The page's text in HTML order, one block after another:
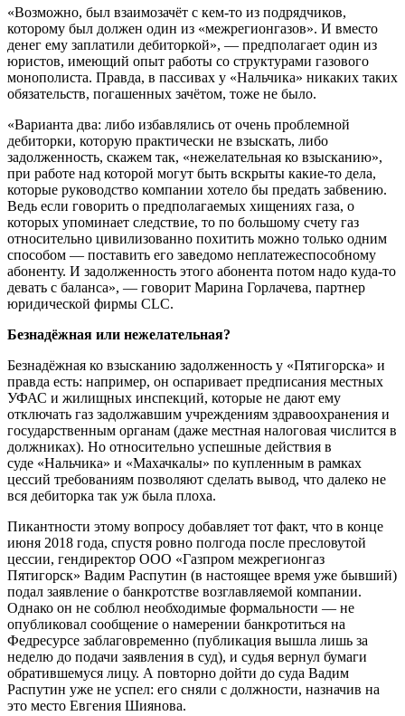
«Возможно, был взаимозачёт с кем-то из подрядчиков,
которому был должен один из «межрегионгазов». И вместо
денег ему заплатили дебиторкой», — предполагает один из
юристов, имеющий опыт работы со структурами газового
монополиста. Правда, в пассивах у «Нальчика» никаких таких
обязательств, погашенных зачётом, тоже не было.
«Варианта два: либо избавлялись от очень проблемной
дебиторки, которую практически не взыскать, либо
задолженность, скажем так, «нежелательная ко взысканию»,
при работе над которой могут быть вскрыты какие-то дела,
которые руководство компании хотело бы предать забвению.
Ведь если говорить о предполагаемых хищениях газа, о
которых упоминает следствие, то по большому счету газ
относительно цивилизованно похитить можно только одним
способом — поставить его заведомо неплатежеспособному
абоненту. И задолженность этого абонента потом надо куда-то
девать с баланса», — говорит Марина Горлачева, партнер
юридической фирмы CLC.
Безнадёжная или нежелательная?
Безнадёжная ко взысканию задолженность у «Пятигорска» и
правда есть: например, он оспаривает предписания местных
УФАС и жилищных инспекций, которые не дают ему
отключать газ задолжавшим учреждениям здравоохранения и
государственным органам (даже местная налоговая числится в
должниках). Но относительно успешные действия в
суде «Нальчика» и «Махачкалы» по купленным в рамках
цессий требованиям позволяют сделать вывод, что далеко не
вся дебиторка так уж была плоха.
Пикантности этому вопросу добавляет тот факт, что в конце
июня 2018 года, спустя ровно полгода после пресловутой
цессии, гендиректор ООО «Газпром межрегионгаз
Пятигорск» Вадим Распутин (в настоящее время уже бывший)
подал заявление о банкротстве возглавляемой компании.
Однако он не соблюл необходимые формальности — не
опубликовал сообщение о намерении банкротиться на
Федресурсе заблаговременно (публикация вышла лишь за
неделю до подачи заявления в суд), и судья вернул бумаги
обратившемуся лицу. А повторно дойти до суда Вадим
Распутин уже не успел: его сняли с должности, назначив на
это место Евгения Шиянова.